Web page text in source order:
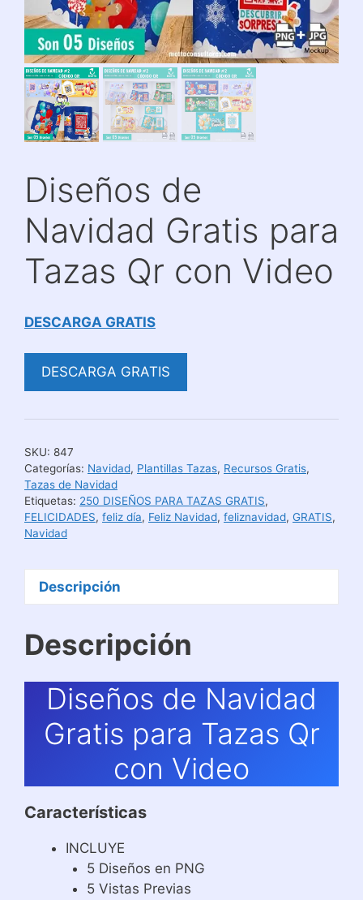
Diseños de
Navidad Gratis para
Tazas Qr con Video
DESCARGA GRATIS
DESCARGA GRATIS
SKU: 847
Categorías: Navidad, Plantillas Tazas, Recursos Gratis,
Tazas de Navidad
Etiquetas: 250 DISEÑOS PARA TAZAS GRATIS,
FELICIDADES, feliz día, Feliz Navidad, feliznavidad, GRATIS,
Navidad
Descripción
Descripción
Diseños de Navidad
Gratis para Tazas Qr
con Video
Características
INCLUYE
5 Diseños en PNG
5 Vistas Previas